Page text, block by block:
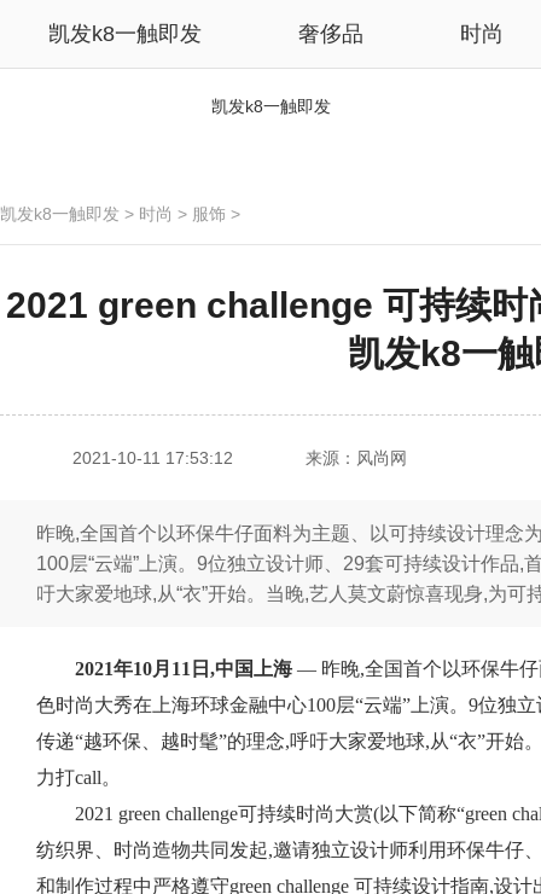
凯发k8一触即发 奢侈品 时尚
凯发k8一触即发
凯发k8一触即发 > 时尚 > 服饰 >
2021 green challenge 可持续时
凯发k8一
2021-10-11 17:53:12 来源：风尚网
昨晚,全国首个以环保牛仔面料为主题、以可持续设计理念
100层“云端”上演。9位独立设计师、29套可持续设计作品,
吁大家爱地球,从“衣”开始。当晚,艺人莫文蔚惊喜现身,为可
2021年10月11日,中国上海 — 昨晚,全国首个以环保牛
色时尚大秀在上海环球金融中心100层“云端”上演。9位独
传递“越环保、越时髦”的理念,呼吁大家爱地球,从“衣”开始
力打call。
2021 green challenge可持续时尚大赏(以下简称“green
纺织界、时尚造物共同发起,邀请独立设计师利用环保牛仔
和制作过程中严格遵守green challenge 可持续设计指南,设